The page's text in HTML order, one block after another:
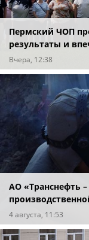
Пермский ЧОП
результаты и
Вчера, 12:38
АО «Транснефть
регионах
4 августа, 11:53